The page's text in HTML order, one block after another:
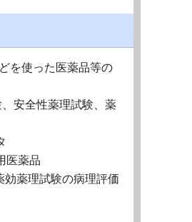
を使った医薬品等の
安全性薬理試験、薬
医薬品
効薬理試験の病理評価